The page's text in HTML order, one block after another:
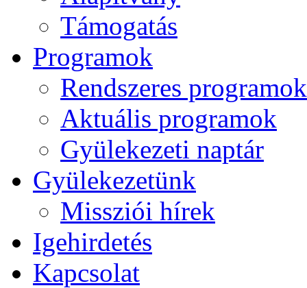
Támogatás
Programok
Rendszeres programok
Aktuális programok
Gyülekezeti naptár
Gyülekezetünk
Missziói hírek
Igehirdetés
Kapcsolat